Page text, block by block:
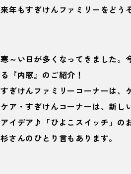
来年もすぎけんファミリーをど
寒～い日が多くなってきました。
る『内窓』のご紹介！
すぎけんファミリーコーナーは、
ケア・すぎけんコーナーは、新し
アイデア♪「ひよこスイッチ」の
杉さんのひとり言もあります。